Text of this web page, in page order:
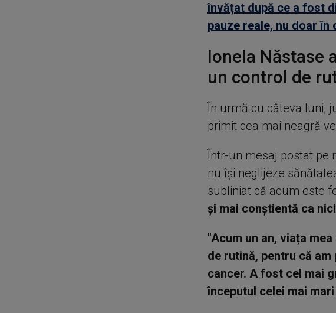
învățat după ce a fost
pauze reale, nu doar în
Ionela Năstase
un control de
În urmă cu câteva luni,
primit cea mai neagră
Într-un mesaj postat pe
nu își neglijeze
subliniat că acum este
și mai conștientă ca
"Acum un an, viața
de rutină, pentru că
cancer. A fost cel mai
începutul celei mai